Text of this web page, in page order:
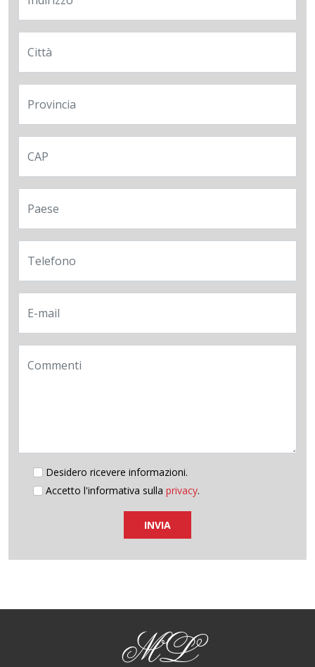
Desidero ricevere informazioni.
Accetto l'informativa sulla privacy.
INVIA
ML